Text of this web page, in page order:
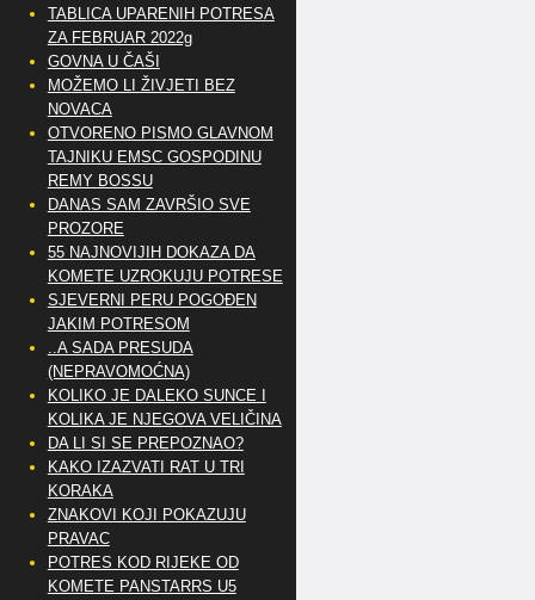
TABLICA UPARENIH POTRESA
ZA FEBRUAR 2022g
GOVNA U ČAŠI
MOŽEMO LI ŽIVJETI BEZ
NOVACA
OTVORENO PISMO GLAVNOM
TAJNIKU EMSC GOSPODINU
REMY BOSSU
DANAS SAM ZAVRŠIO SVE
PROZORE
55 NAJNOVIJIH DOKAZA DA
KOMETE UZROKUJU POTRESE
SJEVERNI PERU POGOĐEN
JAKIM POTRESOM
..A SADA PRESUDA
(NEPRAVOMOĆNA)
KOLIKO JE DALEKO SUNCE I
KOLIKA JE NJEGOVA VELIČINA
DA LI SI SE PREPOZNAO?
KAKO IZAZVATI RAT U TRI
KORAKA
ZNAKOVI KOJI POKAZUJU
PRAVAC
POTRES KOD RIJEKE OD
KOMETE PANSTARRS U5